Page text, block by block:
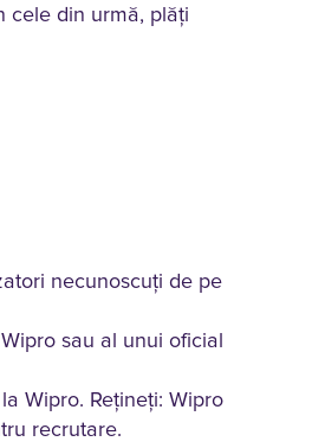
cele din urmă, plăți
necunoscuți de pe
sau al unui oficial
Wipro. Reţineţi: Wipro
recrutare.